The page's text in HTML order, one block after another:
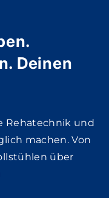
Deinen
Rehatechnik und
machen. Von
über